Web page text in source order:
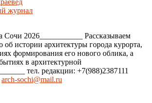
журнал
Сочи 2026___________ Рассказываем
об истории архитектуры города курорта,
формирования его нового облика, а
в архитектурной
тел. редакции: +7(988)2387111
arch-sochi@mail.ru